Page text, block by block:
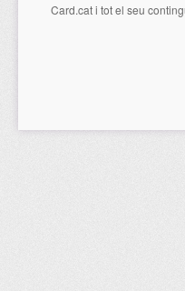
Card.cati tot el seu